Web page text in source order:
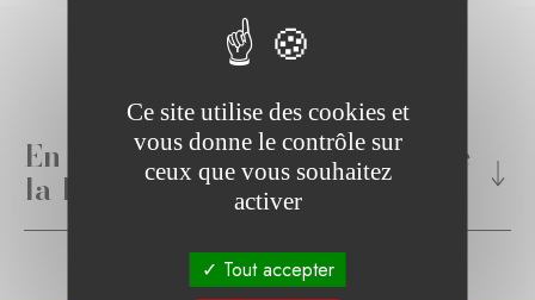
En savoir plus sur la mission de
la KARUNA Foundation
Ce site utilise des cookies et
vous donne le contrôle sur
ceux que vous souhaitez
activer
Tout accepter